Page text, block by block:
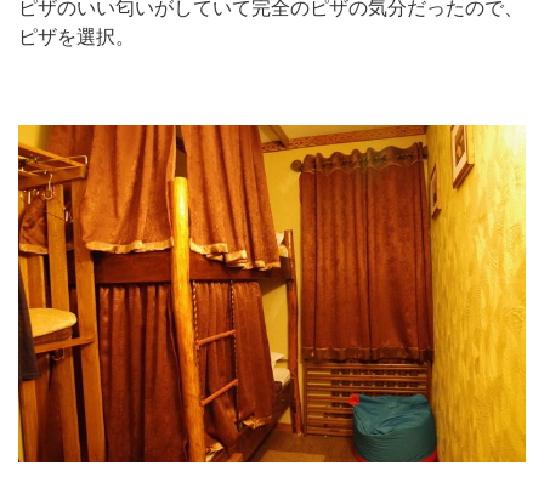
ピザのいい匂いがしていて完全のピザの気分だったので、
ピザを選択。